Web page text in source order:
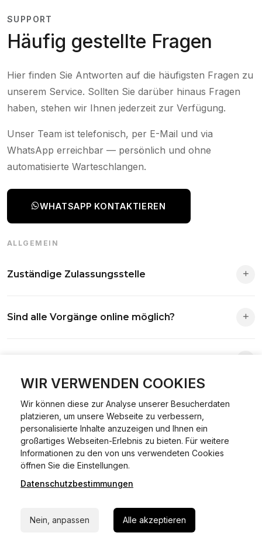
WIR VERWENDEN COOKIES
Wir können diese zur Analyse unserer Besucherdaten
platzieren, um unsere Webseite zu verbessern,
personalisierte Inhalte anzuzeigen und Ihnen ein
großartiges Webseiten-Erlebnis zu bieten. Für weitere
Informationen zu den von uns verwendeten Cookies
öffnen Sie die Einstellungen.
Datenschutzbestimmungen
Nein, anpassen Alle akzeptieren
SUPPORT
Häufig gestellte Fragen
Hier finden Sie Antworten auf die häufigsten Fragen zu
unserem Service. Sollten Sie darüber hinaus Fragen
haben, stehen wir Ihnen jederzeit zur Verfügung.
Unser Team ist telefonisch, per E-Mail und via
WhatsApp erreichbar — persönlich und ohne
automatisierte Warteschlangen.
WHATSAPP KONTAKTIEREN
ALLGEMEIN
Zuständige Zulassungsstelle
Antrag wird automatisch an die richtige Stelle weitergeleitet.
Sind alle Vorgänge online möglich?
01.01.2015.
Ein Internetverfahren, mit dem du Fahrzeuge anmelden,
ummelden oder abmelden kannst – inklusive Dateneingabe,
Dokumentprüfung und Bezahlung.
Welche Vorteile gibt es?
Zeitersparnis, flexible Durchführung, kein Besuch der
Behörde notwendig.
Welche Unterlagen werden benötigt?
Versicherungsnachweis, falls erforderlich TÜV-Bericht.
Wie sicher ist das Verfahren?
Die Prozesse laufen über gesicherte Verbindungen mit
Kann ich mein Fahrzeug online ummelden oder